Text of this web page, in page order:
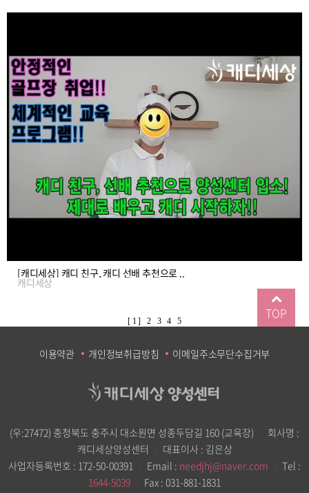
[캐디세상] 캐디 친구, 캐디 선배 추천으로 ..
캐디세상
[ 1 ] 2 3 4 5
이용약관 개인정보취급방침 이메일주소무단수집거부
(우:27472) 충청북도 충주시 대소원면 성종두담길 160 (교육장)
회사명 :
캐디세상양성센터
대표이사 : 김은상
사업자등록번호 : 172-50-00391
Email : needjhj@naver.com
Tel :
1644-5039
Fax : 031-881-1831
TOP